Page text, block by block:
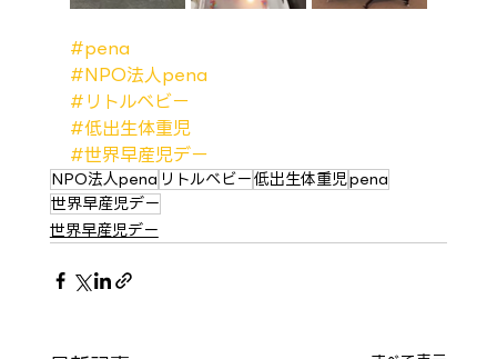
#pena
#NPO法人pena
#リトルベビー
#低出生体重児
#世界早産児デー
NPO法人pena リトルベビー低出生体重児pena
世界早産児デー
世界早産児デー